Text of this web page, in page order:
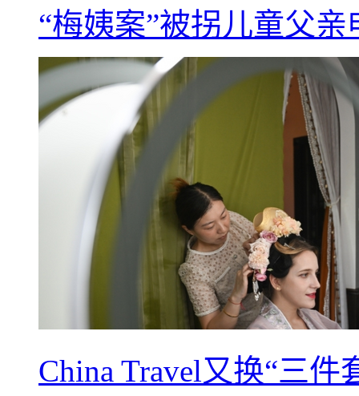
“梅姨案”被拐儿童父
China Travel又换“三